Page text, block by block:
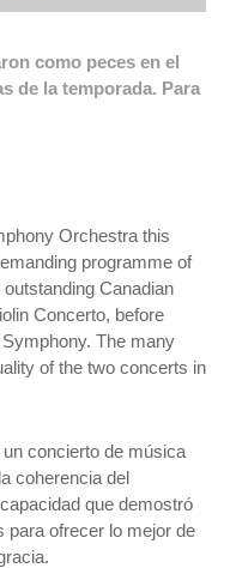
como peces en el
de la temporada. Para
Orchestra this
programme of
Canadian
Concerto, before
The many
of the two concerts in
concierto de música
coherencia del
que demostró
para ofrecer lo mejor de